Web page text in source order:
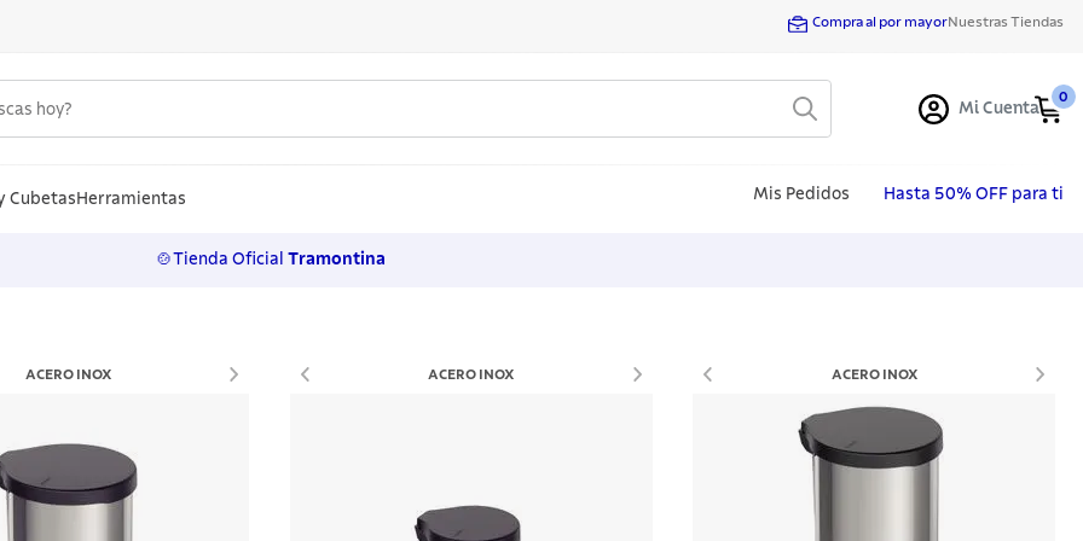
Compra al por mayorNuestras Tiendas
Mi Cuenta
0
Cubetas Herramientas Mis Pedidos Hasta 50% OFF para ti
🍲Tienda Oficial Tramontina
ACERO INOX ACERO INOX ACERO INOX
ollas
inoxidable